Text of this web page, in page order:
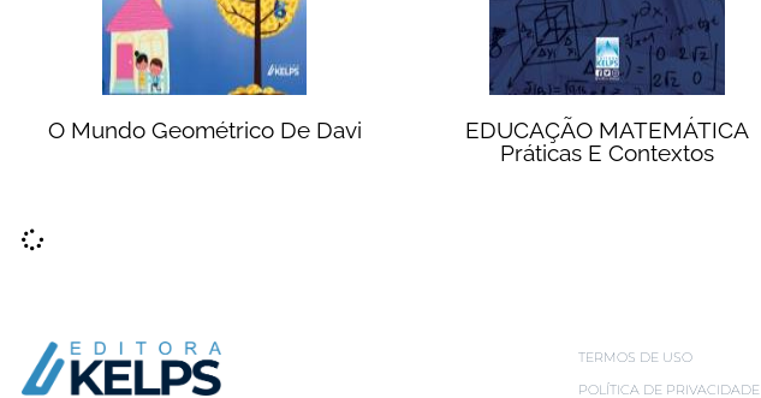
O Mundo Geométrico De Davi
EDUCAÇÃO MATEMÁTICA
Práticas E Contextos
TERMOS DE USO
POLÍTICA DE PRIVACIDADE